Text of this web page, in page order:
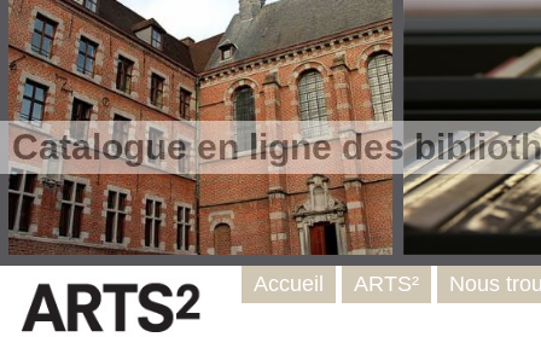
Catalogue en ligne des
Accueil ARTS² Nous